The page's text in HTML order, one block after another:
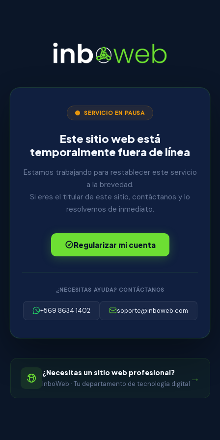
SERVICIO EN PAUSA
Este sitio web está
temporalmente fuera de línea
Estamos trabajando para restablecer este servicio
a la brevedad.
Si eres el titular de este sitio, contáctanos y lo
resolvemos de inmediato.
Regularizar mi cuenta
¿NECESITAS AYUDA? CONTÁCTANOS
+569 8634 1402 soporte@inboweb.com
¿Necesitas un sitio web profesional?
InboWeb · Tu departamento de tecnología digital →